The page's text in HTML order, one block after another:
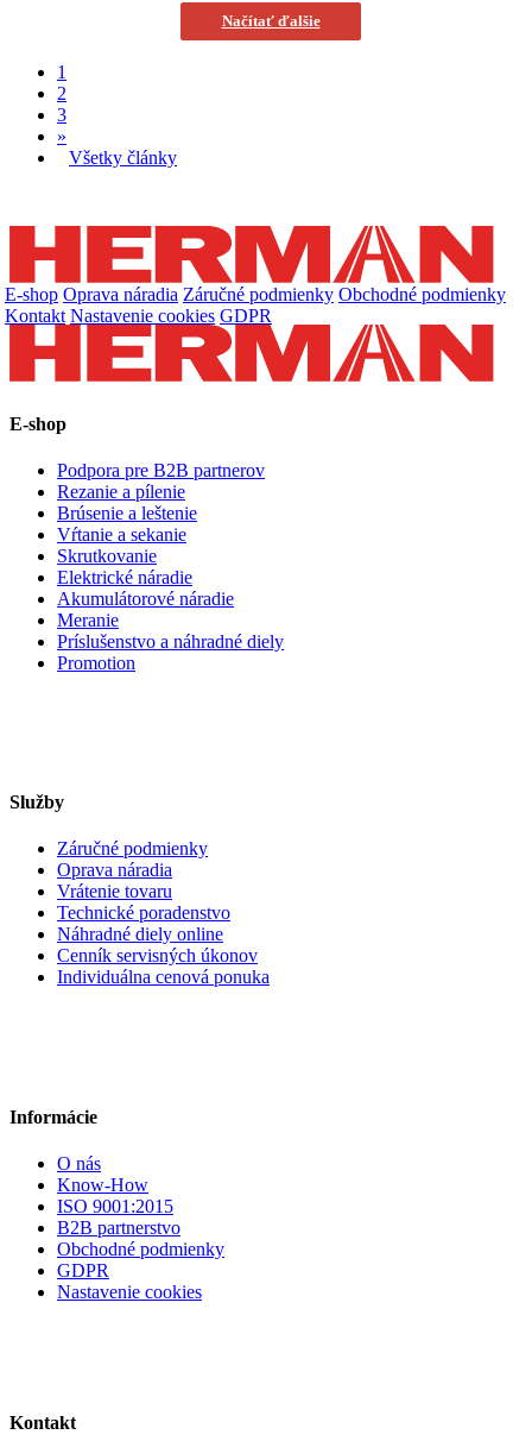
Načítať ďalšie
1
2
3
»
Všetky články
E-shop Oprava náradia Záručné podmienky Obchodné podmienky
Kontakt Nastavenie cookies GDPR
E-shop
Podpora pre B2B partnerov
Rezanie a pílenie
Brúsenie a leštenie
Vŕtanie a sekanie
Skrutkovanie
Elektrické náradie
Akumulátorové náradie
Meranie
Príslušenstvo a náhradné diely
Promotion
Služby
Záručné podmienky
Oprava náradia
Vrátenie tovaru
Technické poradenstvo
Náhradné diely online
Cenník servisných úkonov
Individuálna cenová ponuka
Informácie
O nás
Know-How
ISO 9001:2015
B2B partnerstvo
Obchodné podmienky
GDPR
Nastavenie cookies
Kontakt